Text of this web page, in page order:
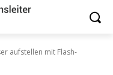
aufstellen mit Flash-